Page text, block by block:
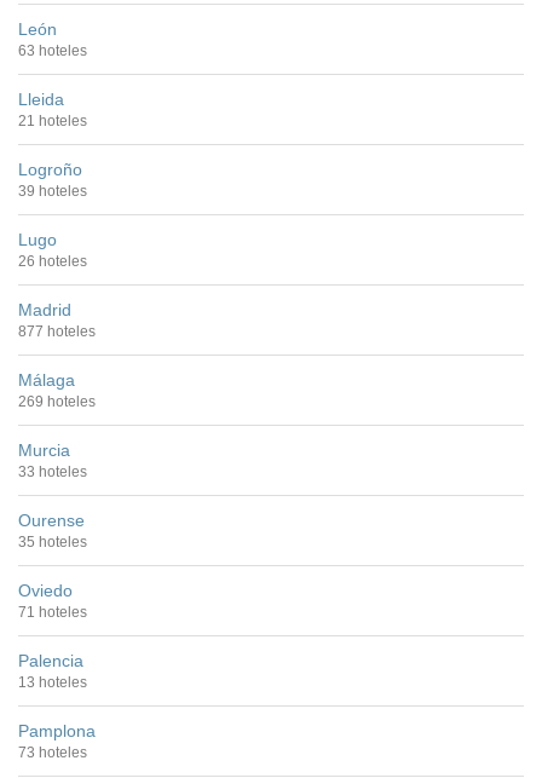
León
63 hoteles
Lleida
21 hoteles
Logroño
39 hoteles
Lugo
26 hoteles
Madrid
877 hoteles
Málaga
269 hoteles
Murcia
33 hoteles
Ourense
35 hoteles
Oviedo
71 hoteles
Palencia
13 hoteles
Pamplona
73 hoteles